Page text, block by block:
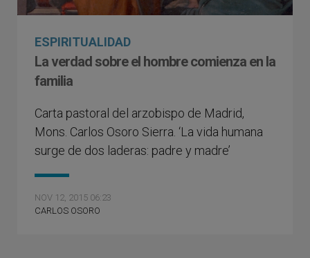
ESPIRITUALIDAD
La verdad sobre el hombre comienza en la
familia
Carta pastoral del arzobispo de Madrid,
Mons. Carlos Osoro Sierra. ‘La vida humana
surge de dos laderas: padre y madre’
NOV 12, 2015 06:23
CARLOS OSORO